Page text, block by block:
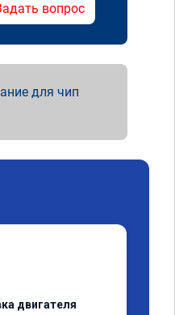
вопрос
для чип
двигателя